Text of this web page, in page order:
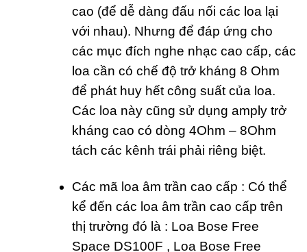
cao (để dễ dàng đấu nối các loa lại
với nhau). Nhưng để đáp ứng cho
các mục đích nghe nhạc cao cấp, các
loa cần có chế độ trở kháng 8 Ohm
để phát huy hết công suất của loa.
Các loa này cũng sử dụng amply trở
kháng cao có dòng 4Ohm – 8Ohm
tách các kênh trái phải riêng biệt.
Các mã loa âm trần cao cấp : Có thể
kể đến các loa âm trần cao cấp trên
thị trường đó là : Loa Bose Free
Space DS100F , Loa Bose Free